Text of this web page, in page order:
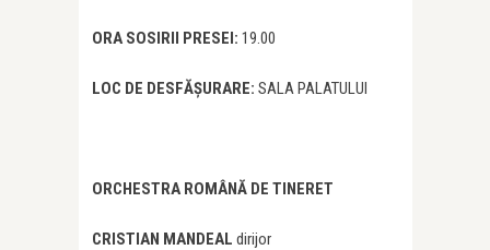
ORA SOSIRII PRESEI: 19.00​
LOC DE DESFĂȘURARE: SALA PALATULUI
ORCHESTRA ROMÂNĂ DE TINERET
CRISTIAN MANDEAL dirijor